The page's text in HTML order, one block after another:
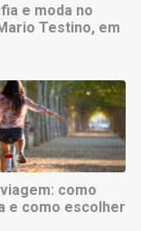
e moda no
Testino, em
como
e como escolher